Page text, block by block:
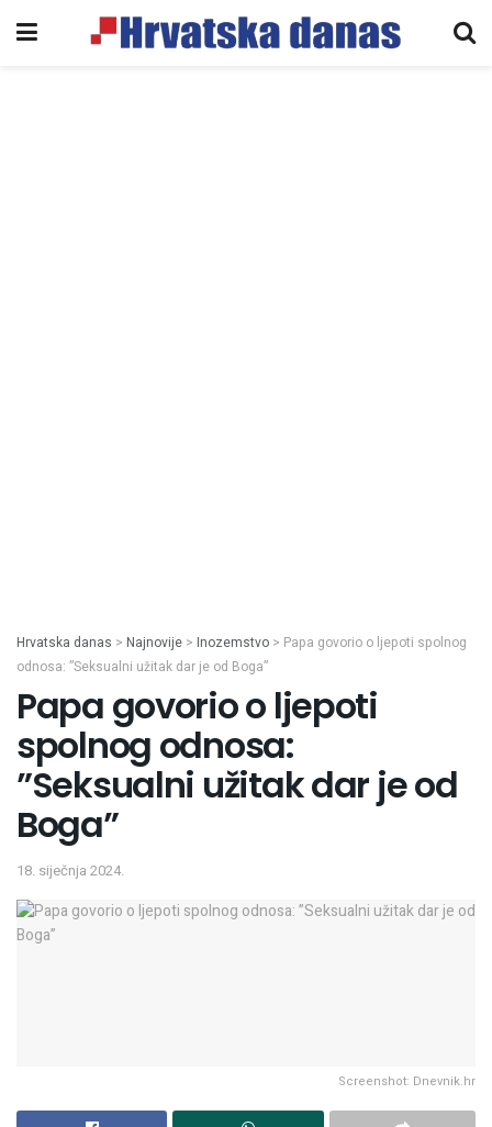
Hrvatska danas > Najnovije > Inozemstvo > Papa govorio o ljepoti spolnog
odnosa: ”Seksualni užitak dar je od Boga”
Papa govorio o ljepoti
spolnog odnosa:
”Seksualni užitak dar je od
Boga”
18. siječnja 2024.
Screenshot: Dnevnik.hr